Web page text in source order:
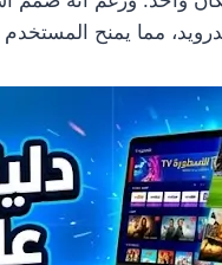
مما يمنح